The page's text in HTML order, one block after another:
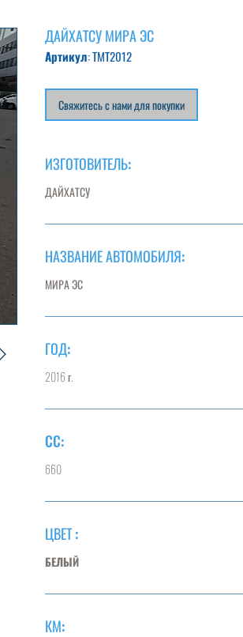
ДАЙХАТСУ МИРА ЭС
Артикул: TMT2012
Свяжитесь с нами для покупки
ИЗГОТОВИТЕЛЬ:
ДАЙХАТСУ
НАЗВАНИЕ АВТОМОБИЛЯ:
МИРА ЭС
ГОД:
2016 г.
CC:
660
ЦВЕТ :
БЕЛЫЙ
КМ: